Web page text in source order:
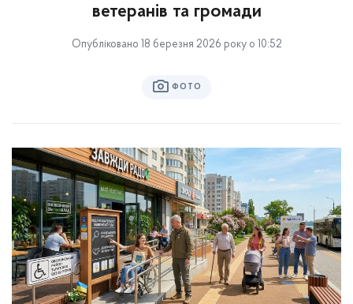
ветеранів та громади
Опубліковано 18 березня 2026 року о 10:52
ФОТО